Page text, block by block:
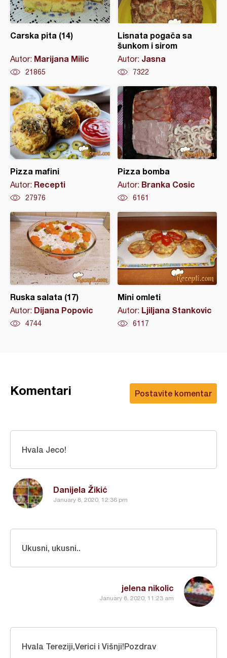
Carska pita (14)
Autor: Marijana Milic
21865
Lisnata pogača sa
šunkom i sirom
Autor: Jasna
7322
Pizza mafini
Autor: Recepti
27976
Pizza bomba
Autor: Branka Cosic
6161
Ruska salata (17)
Autor: Dijana Popovic
4744
Mini omleti
Autor: Ljiljana Stankovic
6117
Postavite komentar
Komentari
Danijela Žikić
January 8, 2020, 12:36 pm
Hvala Jeco!
jelena nikolic
January 8, 2020, 11:23 am
Ukusni, ukusni..
Hvala Tereziji,Verici i Višnji!Pozdrav